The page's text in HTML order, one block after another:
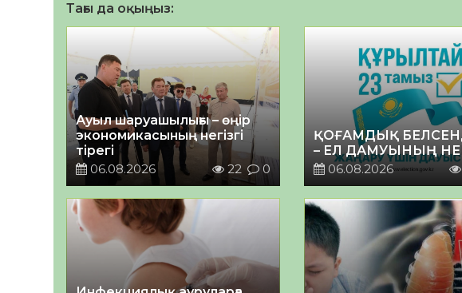
Тағы да оқыңыз:
Ауыл шаруашылығы – өңір
экономикасының негізгі
тірегі
06.08.2026
22 0
ҚОҒАМДЫҚ
– ЕЛ ДАМУЫНЫҢ
06.08.2026